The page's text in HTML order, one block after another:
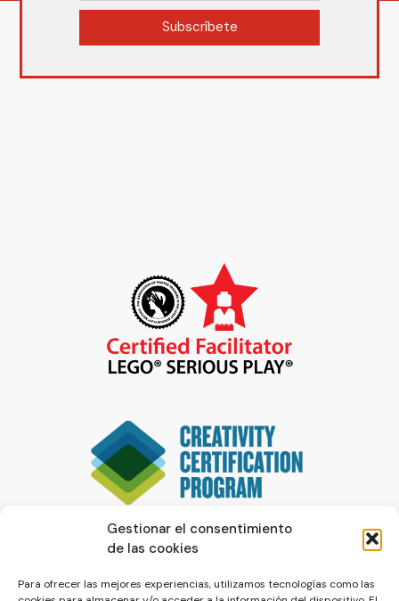
Gestionar el consentimiento
de las cookies
Para ofrecer las mejores experiencias, utilizamos tecnologías como las
Subscríbete